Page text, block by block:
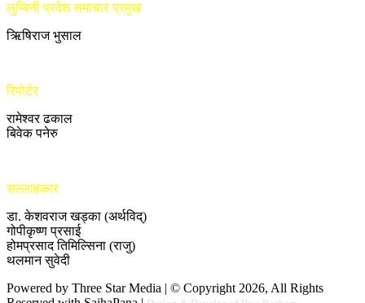
लुम्बिनी प्रदेश समाचार प्रमुख
ऋिषिराज भुसाल
रिपोर्टर
रामेश्वर ढकाल
बिवेक पनेरु
सल्लाहकार
डा. केशवराज खड्का (अर्थविद्)
गोपीकृष्ण प्रसाई
होमप्रसाद तिमिल्सिना (राजु)
थलमान सुवेदी
Powered by Three Star Media | © Copyright 2026, All Rights